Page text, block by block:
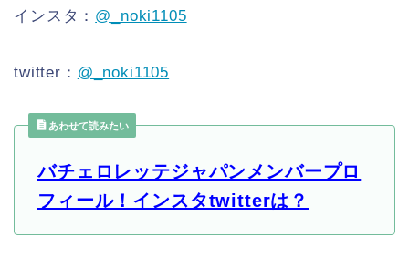
インスタ： @_noki1105
twitter： @_noki1105
あわせて読みたい
バチェロレッテジャパンメンバープロ
フィール！インスタtwitterは？